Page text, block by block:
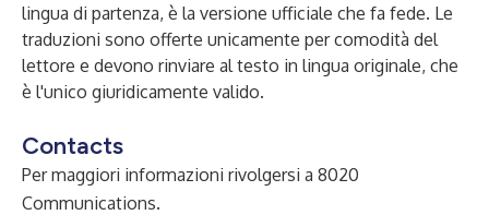
lingua di partenza, è la versione ufficiale che fa fede. Le
traduzioni sono offerte unicamente per comodità del
lettore e devono rinviare al testo in lingua originale, che
è l'unico giuridicamente valido.
Contacts
Per maggiori informazioni rivolgersi a 8020
Communications.